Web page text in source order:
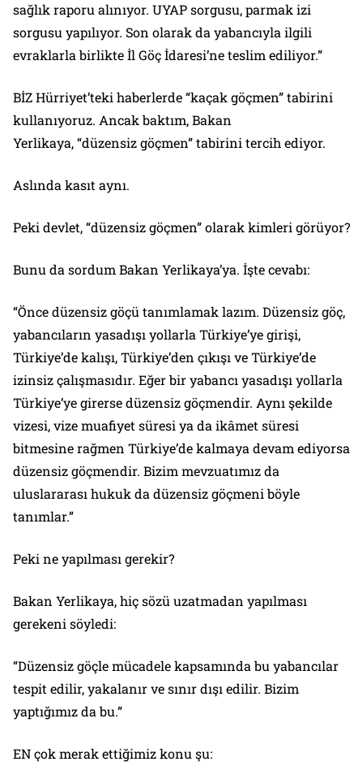
sağlık raporu alınıyor. UYAP sorgusu, parmak izi
sorgusu yapılıyor. Son olarak da yabancıyla ilgili
evraklarla birlikte İl Göç İdaresi’ne teslim ediliyor.”
BİZ Hürriyet’teki haberlerde “kaçak göçmen” tabirini
kullanıyoruz. Ancak baktım, Bakan
Yerlikaya, “düzensiz göçmen” tabirini tercih ediyor.
Aslında kasıt aynı.
Peki devlet, “düzensiz göçmen” olarak kimleri görüyor?
Bunu da sordum Bakan Yerlikaya’ya. İşte cevabı:
“Önce düzensiz göçü tanımlamak lazım. Düzensiz göç,
yabancıların yasadışı yollarla Türkiye’ye girişi,
Türkiye’de kalışı, Türkiye’den çıkışı ve Türkiye’de
izinsiz çalışmasıdır. Eğer bir yabancı yasadışı yollarla
Türkiye’ye girerse düzensiz göçmendir. Aynı şekilde
vizesi, vize muafiyet süresi ya da ikâmet süresi
bitmesine rağmen Türkiye’de kalmaya devam ediyorsa
düzensiz göçmendir. Bizim mevzuatımız da
uluslararası hukuk da düzensiz göçmeni böyle
tanımlar.”
Peki ne yapılması gerekir?
Bakan Yerlikaya, hiç sözü uzatmadan yapılması
gerekeni söyledi:
“Düzensiz göçle mücadele kapsamında bu yabancılar
tespit edilir, yakalanır ve sınır dışı edilir. Bizim
yaptığımız da bu.”
EN çok merak ettiğimiz konu şu: